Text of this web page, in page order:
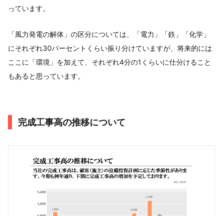
っています。
「風力発電の解体」の区分については、「電力」「鉄」「化学」
にそれぞれ30パーセントくらい振り分けていますが、将来的には
ここに「環境」を加えて、それぞれ4分の1くらいに仕分けること
もあると思っています。
完成工事高の推移について